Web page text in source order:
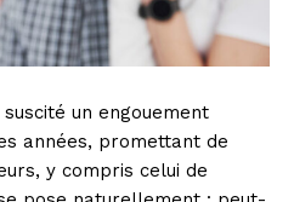
un engouement
années, promettant de
y compris celui de